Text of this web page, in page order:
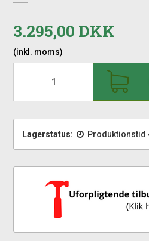
3.295,00 DKK
(inkl. moms)
Lagerstatus: Produktionstid